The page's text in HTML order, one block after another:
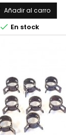
Añadir al carro
 En stock